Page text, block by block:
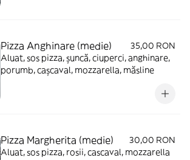
Pizza Anghinare (medie)
35,00 RON
Aluat, sos pizza, șuncă, ciuperci, anghinare,
porumb, cașcaval, mozzarella, măsline
Pizza Margherita (medie)
30,00 RON
Aluat, sos pizza, rosii, cascaval, mozzarella